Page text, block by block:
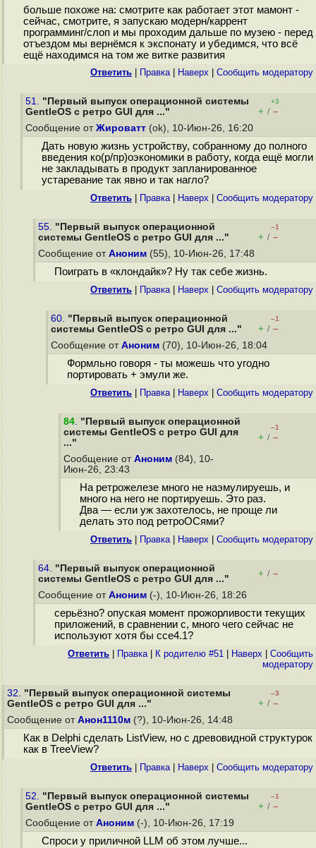
больше похоже на: смотрите как работает этот мамонт -
сейчас, смотрите, я запускаю модерн/каррент
программинг/слоп и мы проходим дальше по музею - перед
отъездом мы вернёмся к экспонату и убедимся, что всё
ещё находимся на том же витке развития
Ответить Правка| Наверх Cообщить модератору
51. "Первый выпуск операционной системы
GentleOS с ретро GUI для ..."
+3
+ / –
Сообщение от Жироватт (ok), 10-Июн-26, 16:20
Дать новую жизнь устройству, собранному до полного
введения ко(р/пр)оэкономики в работу, когда ещё могли
не закладывать в продукт запланированное
устаревание так явно и так нагло?
Ответить Правка| Наверх Cообщить модератору
55. "Первый выпуск операционной
системы GentleOS с ретро GUI для ..."
–1
+ / –
Сообщение от Аноним (55), 10-Июн-26, 17:48
Поиграть в «клондайк»? Ну так себе жизнь.
Ответить Правка| Наверх Cообщить модератору
60. "Первый выпуск операционной
системы GentleOS с ретро GUI для ..."
–1
+ / –
Сообщение от Аноним (70), 10-Июн-26, 18:04
Формльно говоря - ты можешь что угодно
портировать + эмули же.
Ответить Правка| Наверх Cообщить модератору
84. "Первый выпуск операционной
системы GentleOS с ретро GUI для
..."
–1
+ / –
Сообщение от Аноним (84), 10-
Июн-26, 23:43
На ретрожелезе много не наэмулируешь, и
много на него не портируешь. Это раз.
Два — если уж захотелось, не проще ли
делать это под ретроОСями?
Ответить Правка| Наверх Cообщить модератору
64. "Первый выпуск операционной
системы GentleOS с ретро GUI для ..."
+ / –
Сообщение от Аноним (-), 10-Июн-26, 18:26
серьёзно? опуская момент прожорливости текущих
приложений, в сравнении с, много чего сейчас не
используют хотя бы ссе4.1?
Ответить Правка| К родителю #51 Наверх
Cообщить
модератору
32. "Первый выпуск операционной системы
GentleOS с ретро GUI для ..."
–3
+ / –
Сообщение от Анон1110м (?), 10-Июн-26, 14:48
Как в Delphi сделать ListView, но с древовидной структурок
как в TreeView?
Ответить Правка| Наверх Cообщить модератору
52. "Первый выпуск операционной системы
GentleOS с ретро GUI для ..."
–1
+ / –
Сообщение от Аноним (-), 10-Июн-26, 17:19
Спроси у приличной LLM об этом лучше...